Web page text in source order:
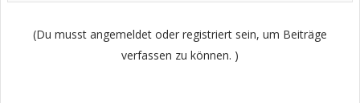
(Du musst angemeldet oder registriert sein, um Beiträge
verfassen zu können. )